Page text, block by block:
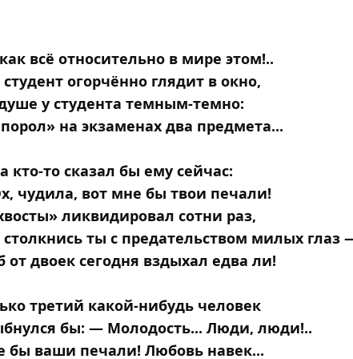
всё относительно в мире этом!..
студент огорчённо глядит в окно,
у студента темным-темно:
на экзаменах два предмета...
кто-то сказал бы ему сейчас:
чудила, вот мне бы твои печали!
ликвидировал сотни раз,
столкнись ты с предательством милых глаз
от двоек сегодня вздыхал едва ли!
третий какой-нибудь человек
бы: — Молодость... Люди, люди!..
бы ваши печали! Любовь навек...